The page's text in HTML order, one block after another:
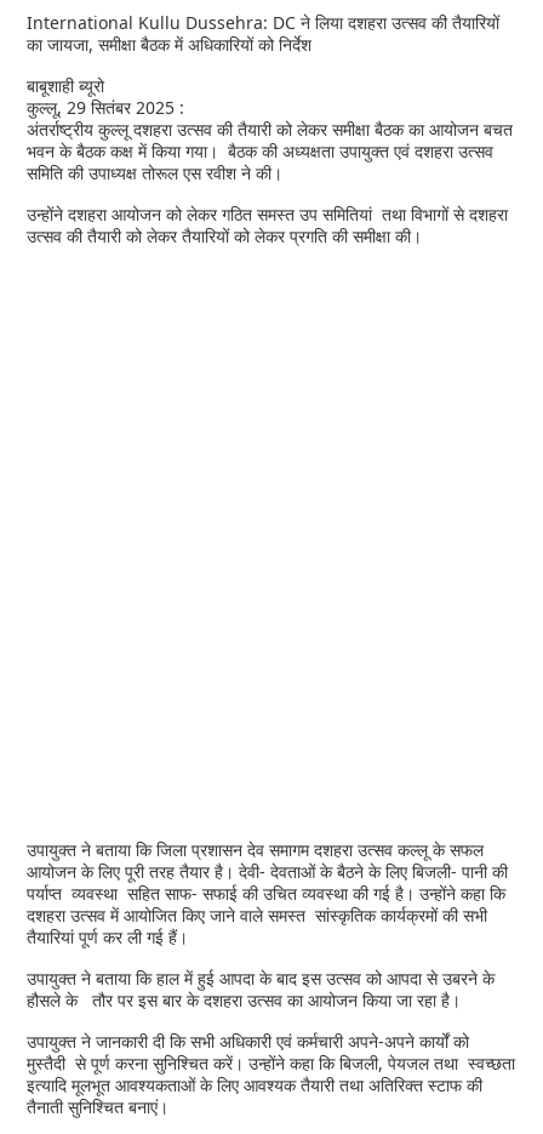
International Kullu Dussehra: DC ने लिया दशहरा उत्सव की तैयारियों
का जायजा, समीक्षा बैठक में अधिकारियों को निर्देश
बाबूशाही ब्यूरो
कुल्लू, 29 सितंबर 2025 :
अंतर्राष्ट्रीय कुल्लू दशहरा उत्सव की तैयारी को लेकर समीक्षा बैठक का आयोजन बचत
भवन के बैठक कक्ष में किया गया। बैठक की अध्यक्षता उपायुक्त एवं दशहरा उत्सव
समिति की उपाध्यक्ष तोरूल एस रवीश ने की।
उन्होंने दशहरा आयोजन को लेकर गठित समस्त उप समितियां तथा विभागों से दशहरा
उत्सव की तैयारी को लेकर तैयारियों को लेकर प्रगति की समीक्षा की।
उपायुक्त ने बताया कि जिला प्रशासन देव समागम दशहरा उत्सव कल्लू के सफल
आयोजन के लिए पूरी तरह तैयार है। देवी- देवताओं के बैठने के लिए बिजली- पानी की
पर्याप्त व्यवस्था सहित साफ- सफाई की उचित व्यवस्था की गई है। उन्होंने कहा कि
दशहरा उत्सव में आयोजित किए जाने वाले समस्त सांस्कृतिक कार्यक्रमों की सभी
तैयारियां पूर्ण कर ली गई हैं।
उपायुक्त ने बताया कि हाल में हुई आपदा के बाद इस उत्सव को आपदा से उबरने के
हौसले के तौर पर इस बार के दशहरा उत्सव का आयोजन किया जा रहा है।
उपायुक्त ने जानकारी दी कि सभी अधिकारी एवं कर्मचारी अपने-अपने कार्यों को
मुस्तैदी से पूर्ण करना सुनिश्चित करें। उन्होंने कहा कि बिजली, पेयजल तथा स्वच्छता
इत्यादि मूलभूत आवश्यकताओं के लिए आवश्यक तैयारी तथा अतिरिक्त स्टाफ की
तैनाती सुनिश्चित बनाएं।